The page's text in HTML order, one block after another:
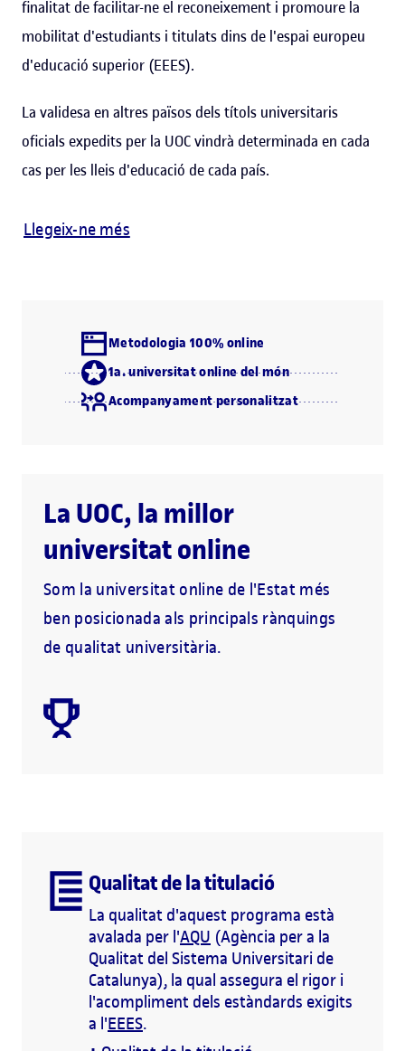
finalitat de facilitar-ne el reconeixement i promoure la
mobilitat d'estudiants i titulats dins de l'espai europeu
d'educació superior (EEES).
La validesa en altres països dels títols universitaris
oficials expedits per la UOC vindrà determinada en cada
cas per les lleis d'educació de cada país.
Llegeix-ne més
Metodologia 100% online
1a. universitat online del món
Acompanyament personalitzat
La UOC, la millor
universitat online
Som la universitat online de l'Estat més
ben posicionada als principals rànquings
de qualitat universitària.
Qualitat de la titulació
La qualitat d'aquest programa està
avalada per l'AQU (Agència per a la
Qualitat del Sistema Universitari de
Catalunya), la qual assegura el rigor i
l'acompliment dels estàndards exigits
a l'EEES.